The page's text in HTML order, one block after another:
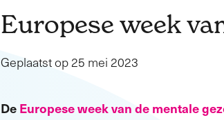
Europese week
Geplaatst op 25 mei 2023
De Europese week van de mentale